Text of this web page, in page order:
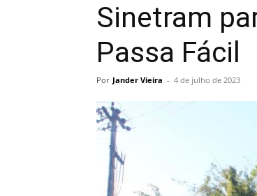
Sinetram
Passa Fácil
Por Jander Vieira - 4 de julho de 2023